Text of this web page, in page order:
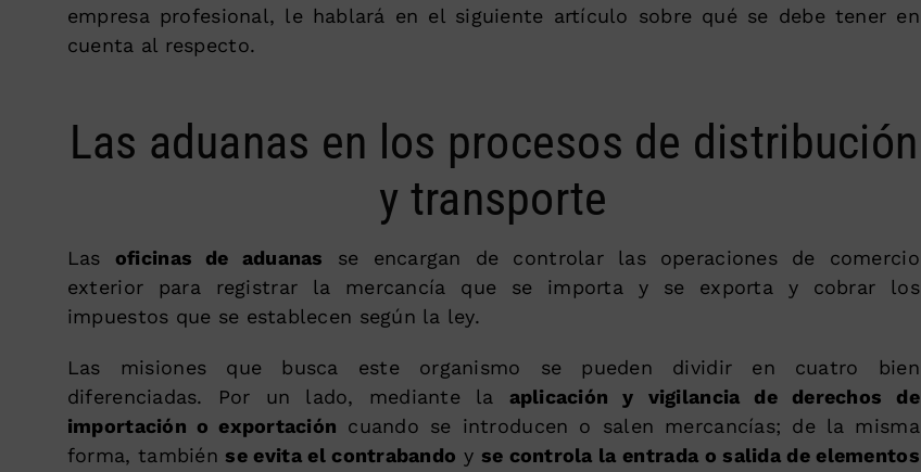
empresa profesional, le hablará en el siguiente artículo sobre qué se debe tener en
cuenta al respecto.
Las aduanas en los procesos de distribución
y transporte
Las oficinas de aduanas se encargan de controlar las operaciones de comercio
exterior para registrar la mercancía que se importa y se exporta y cobrar los
impuestos que se establecen según la ley.
Las misiones que busca este organismo se pueden dividir en cuatro bien
diferenciadas. Por un lado, mediante la aplicación y vigilancia de derechos de
importación o exportación cuando se introducen o salen mercancías; de la misma
forma, también se evita el contrabando y se controla la entrada o salida de elementos